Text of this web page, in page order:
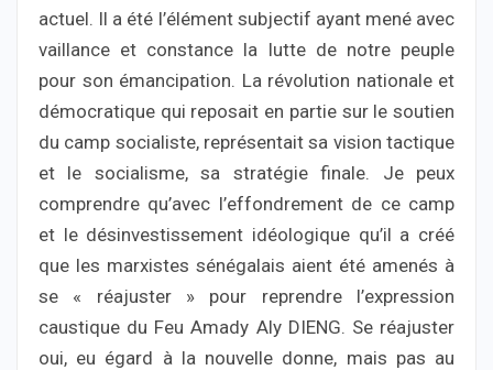
actuel. Il a été l’élément subjectif ayant mené avec
vaillance et constance la lutte de notre peuple
pour son émancipation. La révolution nationale et
démocratique qui reposait en partie sur le soutien
du camp socialiste, représentait sa vision tactique
et le socialisme, sa stratégie finale. Je peux
comprendre qu’avec l’effondrement de ce camp
et le désinvestissement idéologique qu’il a créé
que les marxistes sénégalais aient été amenés à
se « réajuster » pour reprendre l’expression
caustique du Feu Amady Aly DIENG. Se réajuster
oui, eu égard à la nouvelle donne, mais pas au